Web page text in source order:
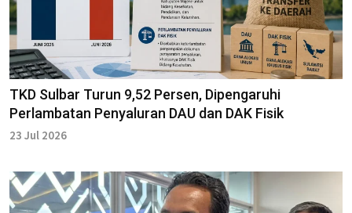
TKD Sulbar Turun 9,52 Persen, Dipengaruhi
Perlambatan Penyaluran DAU dan DAK Fisik
23 Jul 2026